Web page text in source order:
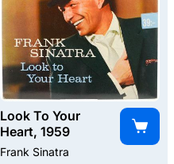
Look To Your
Heart, 1959
Frank Sinatra